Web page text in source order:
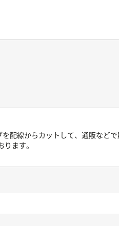
配線からカットして、通販など
ます。